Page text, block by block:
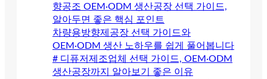
향공조 OEM·ODM 생산공장 선택 가이드,
알아두면 좋은 핵심 포인트
차량용방향제공장 선택 가이드와
OEM·ODM 생산 노하우를 쉽게 풀어봅니다
# 디퓨저제조업체 선택 가이드, OEM·ODM
생산공장까지 알아보기 좋은 이유